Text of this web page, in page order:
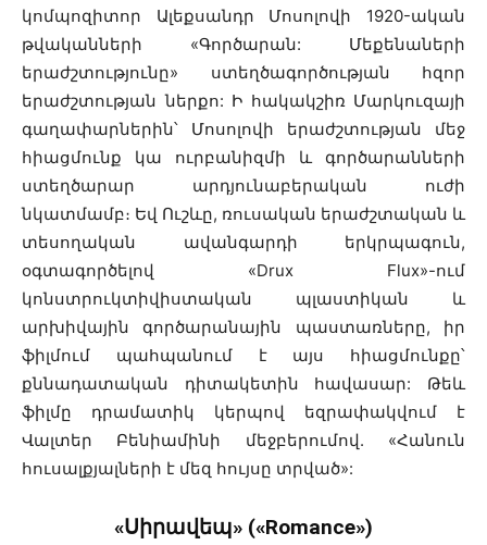
կոմպոզիտոր Ալեքսանդր Մոսոլովի 1920-ական
թվականների «Գործարան: Մեքենաների
երաժշտությունը» ստեղծագործության հզոր
երաժշտության ներքո: Ի հակակշիռ Մարկուզայի
գաղափարներին՝ Մոսոլովի երաժշտության մեջ
հիացմունք կա ուրբանիզմի և գործարանների
ստեղծարար արդյունաբերական ուժի
նկատմամբ։ Եվ Ուշևը, ռուսական երաժշտական և
տեսողական ավանգարդի երկրպագուն,
օգտագործելով «Drux Flux»-ում
կոնստրուկտիվիստական պլաստիկան և
արխիվային գործարանային պաստառները, իր
ֆիլմում պահպանում է այս հիացմունքը՝
քննադատական դիտակետին հավասար: Թեև
ֆիլմը դրամատիկ կերպով եզրափակվում է
Վալտեր Բենիամինի մեջբերումով. «Հանուն
հուսալքյալների է մեզ հույսը տրված»:
«Սիրավեպ» («Romance»)